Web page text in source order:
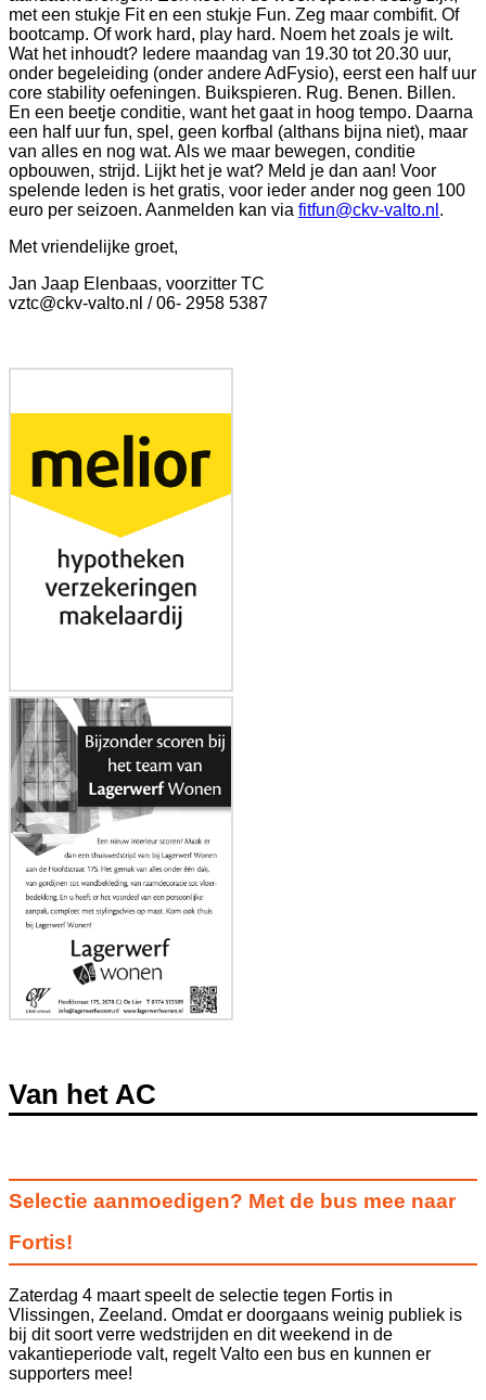
met een stukje Fit en een stukje Fun. Zeg maar combifit. Of
bootcamp. Of work hard, play hard. Noem het zoals je wilt.
Wat het inhoudt? Iedere maandag van 19.30 tot 20.30 uur,
onder begeleiding (onder andere AdFysio), eerst een half uur
core stability oefeningen. Buikspieren. Rug. Benen. Billen.
En een beetje conditie, want het gaat in hoog tempo. Daarna
een half uur fun, spel, geen korfbal (althans bijna niet), maar
van alles en nog wat. Als we maar bewegen, conditie
opbouwen, strijd. Lijkt het je wat? Meld je dan aan! Voor
spelende leden is het gratis, voor ieder ander nog geen 100
euro per seizoen. Aanmelden kan via fitfun@ckv-valto.nl .
Met vriendelijke groet,
Jan Jaap Elenbaas, voorzitter TC
vztc@ckv-valto.nl / 06- 2958 5387
Van het AC
Selectie aanmoedigen? Met de bus mee naar
Fortis!
Zaterdag 4 maart speelt de selectie tegen Fortis in
Vlissingen, Zeeland. Omdat er doorgaans weinig publiek is
bij dit soort verre wedstrijden en dit weekend in de
vakantieperiode valt, regelt Valto een bus en kunnen er
supporters mee!